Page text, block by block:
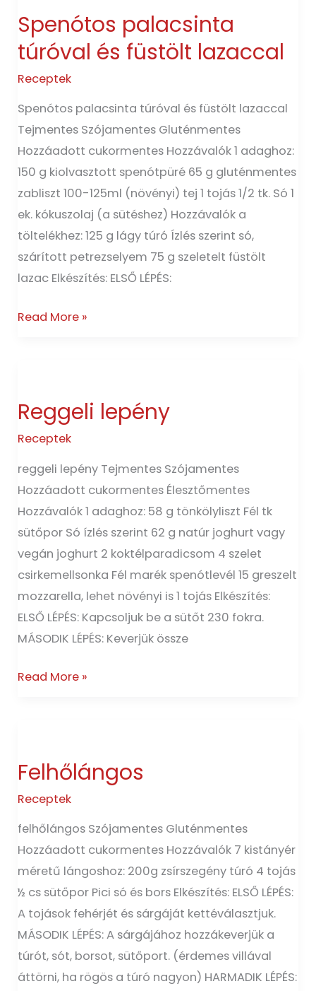
Spenótos palacsinta
túróval és füstölt lazaccal
Receptek
Spenótos palacsinta túróval és füstölt lazaccal
Tejmentes Szójamentes Gluténmentes
Hozzáadott cukormentes Hozzávalók 1 adaghoz:
150 g kiolvasztott spenótpüré 65 g gluténmentes
zabliszt 100-125ml (növényi) tej 1 tojás 1/2 tk. Só 1
ek. kókuszolaj (a sütéshez) Hozzávalók a
töltelékhez: 125 g lágy túró Ízlés szerint só,
szárított petrezselyem 75 g szeletelt füstölt
lazac Elkészítés: ELSŐ LÉPÉS:
túróval
és
lazaccal
Read More »
Reggeli lepény
Receptek
reggeli lepény Tejmentes Szójamentes
Hozzáadott cukormentes Élesztőmentes
Hozzávalók 1 adaghoz: 58 g tönkölyliszt Fél tk
sütőpor Só ízlés szerint 62 g natúr joghurt vagy
vegán joghurt 2 koktélparadicsom 4 szelet
csirkemellsonka Fél marék spenótlevél 15 greszelt
mozzarella, lehet növényi is 1 tojás Elkészítés:
ELSŐ LÉPÉS: Kapcsoljuk be a sütőt 230 fokra.
MÁSODIK LÉPÉS: Keverjük össze
Read More »
Felhőlángos
Receptek
felhőlángos Szójamentes Gluténmentes
Hozzáadott cukormentes Hozzávalók 7 kistányér
méretű lángoshoz: 200g zsírszegény túró 4 tojás
½ cs sütőpor Pici só és bors Elkészítés: ELSŐ LÉPÉS:
A tojások fehérjét és sárgáját kettéválasztjuk.
MÁSODIK LÉPÉS: A sárgájához hozzákeverjük a
túrót, sót, borsot, sütőport. (érdemes villával
áttörni, ha rögös a túró nagyon) HARMADIK LÉPÉS: